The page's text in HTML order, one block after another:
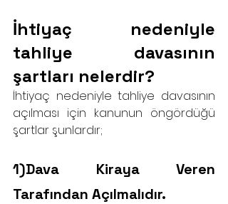
İhtiyaç nedeniyle
tahliye davasının
şartları nelerdir?
İhtiyaç nedeniyle tahliye davasının
açılması için kanunun öngördüğü
şartlar şunlardır;
1)Dava Kiraya Veren
Tarafından Açılmalıdır.